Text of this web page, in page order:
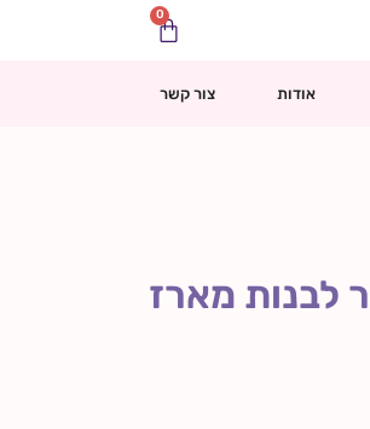
0
עגלת
אודות צור קשר
לבנות מארז